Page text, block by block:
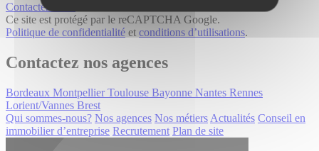
Contactez-nous
Ce site est protégé par le reCAPTCHA Google.
Politique de confidentialité et conditions d’utilisations.
Contactez nos agences
Bordeaux Montpellier Toulouse Bayonne Nantes Rennes
Lorient/Vannes Brest
Qui sommes-nous? Nos agences Nos métiers Actualités Conseil en
immobilier d’entreprise Recrutement Plan de site